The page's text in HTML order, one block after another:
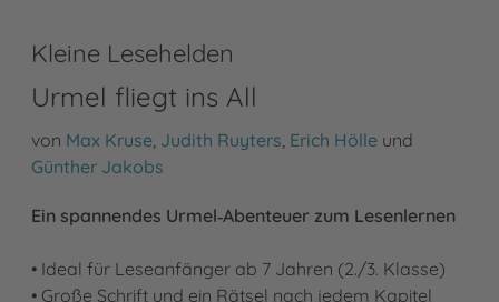
Kleine Lesehelden
Urmel fliegt ins All
von Max Kruse Judith Ruyters Erich Hölle und
Günther Jakobs
Ein spannendes Urmel‑Abenteuer zum Lesenlernen
• Ideal für Leseanfänger ab 7 Jahren (2./3. Klasse)
• Große Schrift und ein Rätsel nach jedem Kapitel